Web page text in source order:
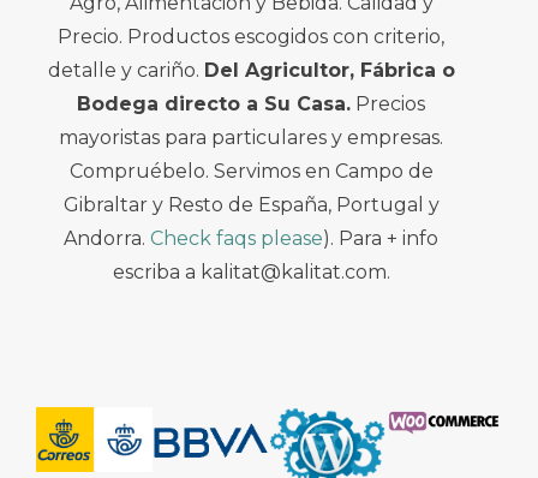
Precio. Productos escogidos con criterio,
detalle y cariño. Del Agricultor, Fábrica o
Bodega directo a Su Casa. Precios
mayoristas para particulares y empresas.
Compruébelo. Servimos en Campo de
Gibraltar y Resto de España, Portugal y
Andorra. Check faqs please). Para + info
escriba a kalitat@kalitat.com.